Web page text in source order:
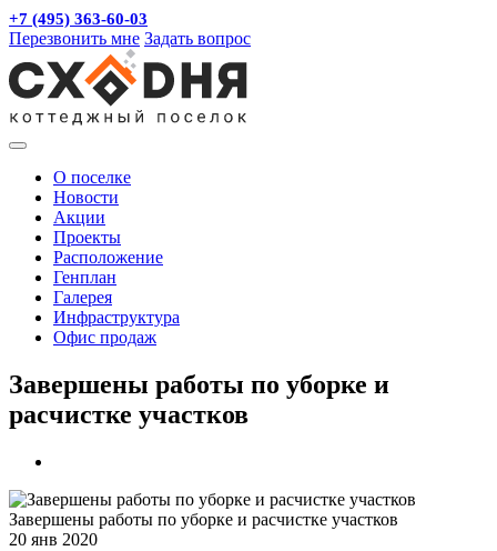
+7 (495) 363-60-03
Перезвонить мне Задать вопрос
О поселке
Новости
Акции
Проекты
Расположение
Генплан
Галерея
Инфраструктура
Офис продаж
Завершены работы по уборке и
расчистке участков
Завершены работы по уборке и расчистке участков
20 янв 2020